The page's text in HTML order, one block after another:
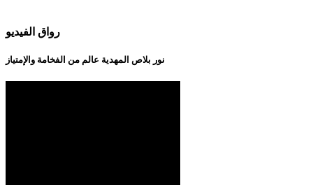
رواق الفيديو
نور بلاص المهدية عالم من الفخامة والإمتياز